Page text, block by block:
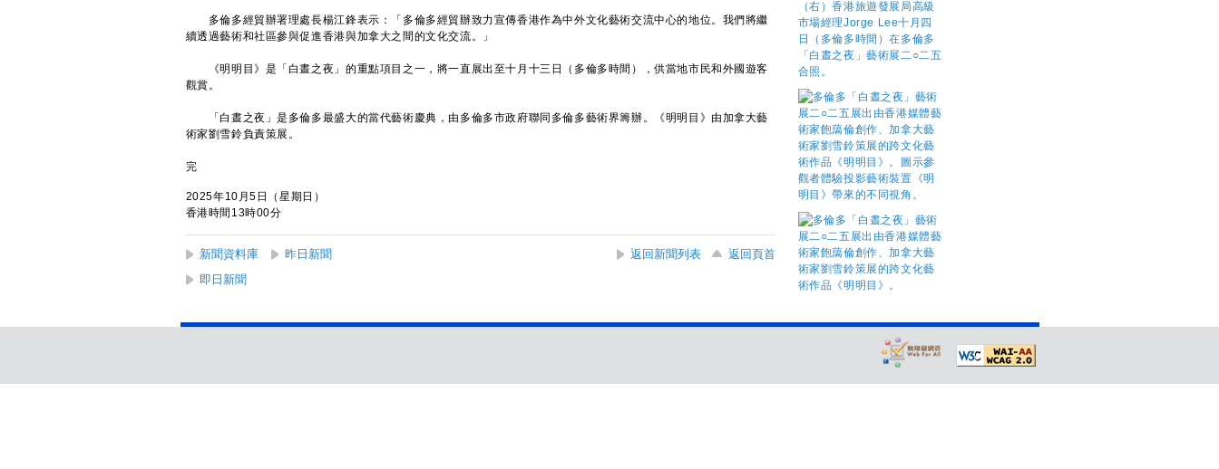
多倫多經貿辦署理處長楊江鋒表示：「多倫多經貿辦致力宣傳香港作為中外文化藝術交流中心的地位。我們將繼
續透過藝術和社區參與促進香港與加拿大之間的文化交流。」
《明明目》是「白晝之夜」的重點項目之一，將一直展出至十月十三日（多倫多時間），供當地市民和外國遊客
觀賞。
「白晝之夜」是多倫多最盛大的當代藝術慶典，由多倫多市政府聯同多倫多藝術界籌辦。《明明目》由加拿大藝
術家劉雪鈴負責策展。
完
2025年10月5日（星期日）
香港時間13時00分
新聞資料庫 昨日新聞 返回新聞列表
返回頁首
即日新聞